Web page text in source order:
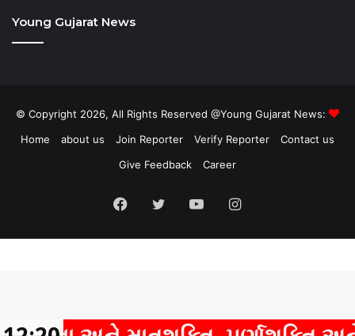
Young Gujarat News
© Copyright 2026, All Rights Reserved @Young Gujarat News:
Home
about us Join Reporter Verify Reporter
Contact us
Give Feedback
Career
Facebook
TwitterYouTubeInstagram